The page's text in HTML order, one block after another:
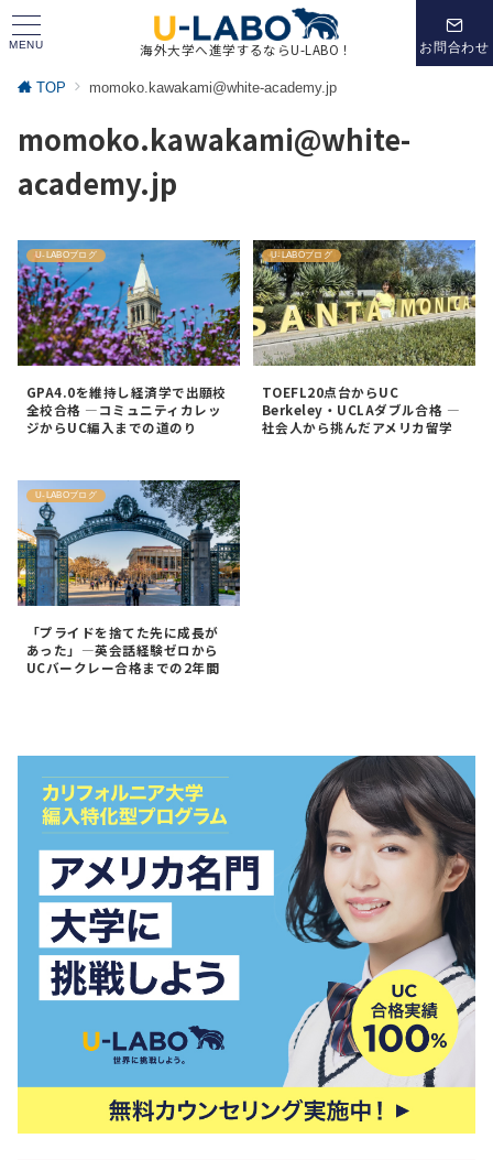
MENU 海外大学へ進学するならU-LABO！ お問合わせ
TOP momoko.kawakami@white-academy.jp
momoko.kawakami@white-
academy.jp
U-LABOブログ
GPA4.0を維持し経済学で出願校
全校合格 —コミュニティカレッ
ジからUC編入までの道のり
U-LABOブログ
TOEFL20点台からUC
Berkeley・UCLAダブル合格 —
社会人から挑んだアメリカ留学
U-LABOブログ
「プライドを捨てた先に成長が
あった」—英会話経験ゼロから
UCバークレー合格までの2年間